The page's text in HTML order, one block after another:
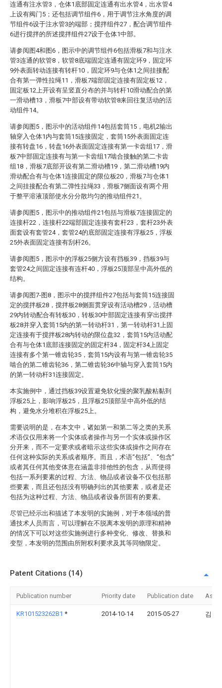
连通有注水管3，仓体1底部固定连通有出水管4，出水管4
上设有阀门5；还包括调节组件6，用于调节注水角度的调
节组件6设于注水管3的端部；搅拌组件27，配合调节组件
6进行搅拌的所述搅拌组件27设于仓体1中部。
请参阅图4和图6，图示中的调节组件6包括滑板7和与注水
管3连通的软管8，软管8底端固定连通有固定环9，固定环
9外表面转动连接有转杆10，固定环9与仓体1之间挂接配
合有第一弹性拉绳11，滑板7端部固定连接有固定板12，
固定板12上开设有呈竖直分布的并与转杆10滑动配合的第
一滑动槽13，滑板7中部设有带动软管8来回往复活动的活
动组件14。
请参阅图5，图示中的活动组件14包括套筒15，电机2输出
轴穿入仓体1内与套筒15连接固定，套筒15外表面固定连
接有转盘16，转盘16外表面固定连接有第一卡齿组17，滑
板7中部固定连接有与第一卡齿组17啮合接触的第二卡齿
组18，滑板7底部开设有第二滑动槽19，第二滑动槽19内
滑动配合有与仓体1连接固定的限位板20，滑板7与仓体1
之间挂接配合有第二弹性拉绳33，滑板7侧面设有两个用
于整平溶液顶部使水分分散均匀的推动组件21。
请参阅图5，图示中的推动组件21包括与滑板7连接固定的
连接杆22，连接杆22端部固定连接有套杆23，套杆23外表
面套设有套管24，套管24的底部固定连接有浮板25，浮板
25外表面固定连接有刮杆26。
请参阅图5，图示中的浮板25侧方设有挡板39，挡板39与
套管24之间固定连接有连杆40，浮板25顶部呈中高外低的
结构。
请参阅图7-图8，图示中的搅拌组件27包括与套筒15连接固
定的搅拌板28，搅拌板28侧面贯穿设有活动槽29，活动槽
29内转动配合有转板30，转板30中部固定连接有穿出搅拌
板28并穿入套筒15内的第一转动杆31，第一转动杆31上固
定连接有于搅拌板28内转动的限位盘32，套筒15内活动配
合有与仓体1底部连接固定的固定杆34，固定杆34上固定
连接有多个第一锥齿轮35，套筒15内设有与第一锥齿轮35
啮合的第二锥齿轮36，第二锥齿轮36中轴与穿入套筒15内
的第一转动杆31连接固定。
本实施例中，通过挡板39设置避免软化慢的聚乳酸粘黏到
浮板25上，影响浮板25，且浮板25顶部呈中高外低的结
构，避免水分堆积在浮板25上。
需要说明的是，在本文中，诸如第一和第二等之类的关系
术语仅仅用来将一个实体或者操作与另一个实体或操作区
分开来，而不一定要求或者暗示这些实体或操作之间存在
任何这种实际的关系或者顺序。而且，术语“包括”、“包含”
或者其任何其他变体意在涵盖非排他性的包含，从而使得
包括一系列要素的过程、方法、物品或者设备不仅包括那
些要素，而且还包括没有明确列出的其他要素，或者是还
包括为这种过程、方法、物品或者设备所固有的要素。
尽管已经示出和描述了本发明的实施例，对于本领域的普
通技术人员而言，可以理解在不脱离本发明的原理和精神
的情况下可以对这些实施例进行多种变化、修改、替换和
变型，本发明的范围由所附权利要求及其等同物限定。
Patent Citations (14)
Publication number Priority date Publication date
KR101523262B1 * 2014-10-14 2015-05-27 김유